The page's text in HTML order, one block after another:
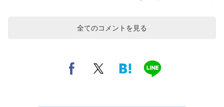
全てのコメントを見る